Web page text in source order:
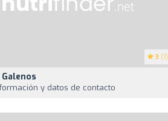
3 (1)
y datos de contacto